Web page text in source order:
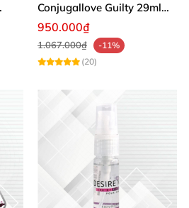
Conjugallove Guilty 29ml
Pheromone Tăng khoái cảm
950.000₫
1.067.000₫
-11%
(20)